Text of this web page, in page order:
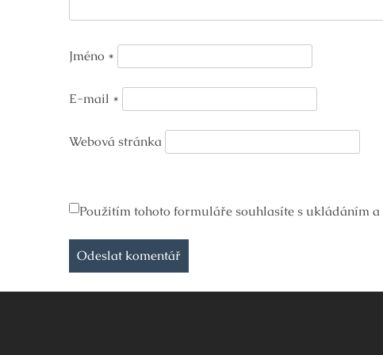
Jméno *
E-mail *
Webová stránka
Použitím tohoto formuláře souhlasíte s ukládáním